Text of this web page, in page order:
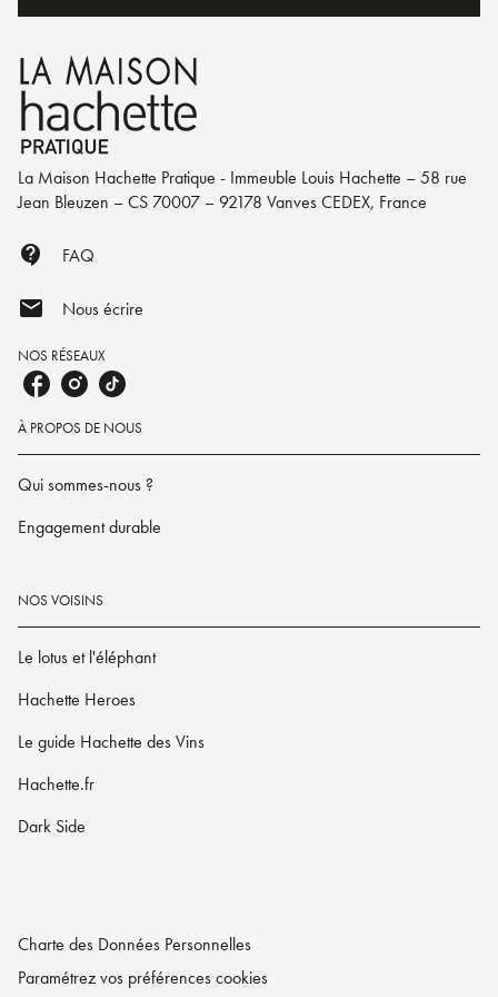
La Maison Hachette Pratique - Immeuble Louis Hachette – 58 rue
Jean Bleuzen – CS 70007 – 92178 Vanves CEDEX, France
contact_support FAQ
mail Nous écrire
NOS RÉSEAUX
À PROPOS DE NOUS
Qui sommes-nous ?
Engagement durable
NOS VOISINS
Le lotus et l'éléphant
Hachette Heroes
Le guide Hachette des Vins
Hachette.fr
Dark Side
Charte des Données Personnelles
Paramétrez vos préférences cookies